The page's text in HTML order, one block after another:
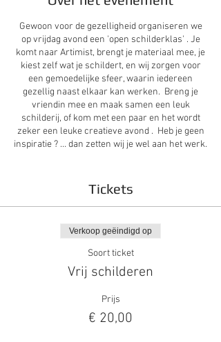
Gewoon voor de gezelligheid organiseren we
op vrijdag avond een 'open schilderklas' . Je
komt naar Artimist, brengt je materiaal mee, je
kiest zelf wat je schildert, en wij zorgen voor
een gemoedelijke sfeer, waarin iedereen
gezellig naast elkaar kan werken. Breng je
vriendin mee en maak samen een leuk
schilderij, of kom met een paar en het wordt
zeker een leuke creatieve avond . Heb je geen
inspiratie ? ... dan zetten wij je wel aan het werk.
zodat wij je plaatsje kunnen reserveren.
Koffie en thee zijn gratis,
We zorgen ook voor een glaasje bubbels of wijn
( 3 euro/glas)
Iedereen welkom !
Gelieve ons te verwittigen moest je
ingeschreven hebben en last minute toch niet
Tickets
Verkoop geëindigd op
Soort ticket
Vrij schilderen
Prijs
€ 20,00